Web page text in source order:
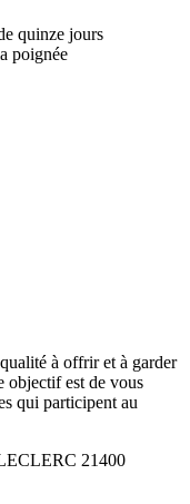
quinze jours
poignée
à offrir et à garder
objectif est de vous
qui participent au
21400